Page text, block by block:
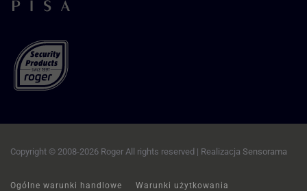
Copyright © 2008-2026 Roger All rights reserved | Realizacja Sensorama
Ogólne warunki handlowe Warunki użytkowania